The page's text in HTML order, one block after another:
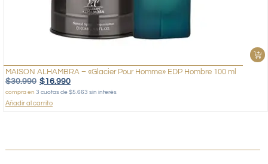
MAISON ALHAMBRA – «Glacier Pour Homme» EDP Hombre 100 ml
$30.990 $16.990
compra en 3 cuotas de $5.663 sin interés
Añadir al carrito